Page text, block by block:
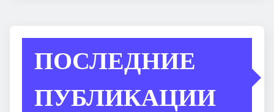
ПОСЛЕДНИЕ
ПУБЛИКАЦИИ